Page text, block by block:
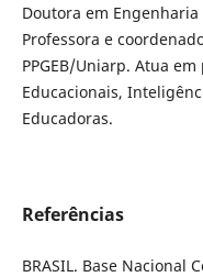
Doutora em Engenharia
Professora e
PPGEB/Uniarp. Atua
Educacionais,
Educadoras.
Referências
BRASIL. Base Nacional